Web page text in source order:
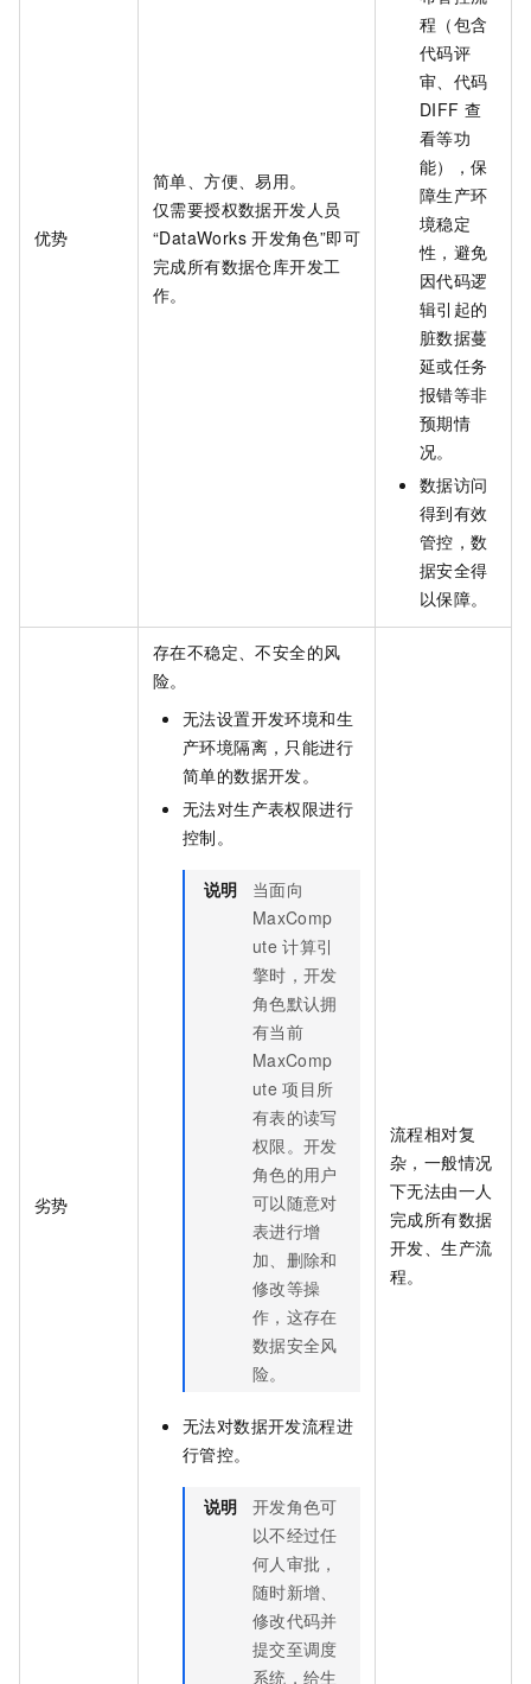
优势
简单、方便、易用。
仅需要授权数据开发人员
“DataWorks 开发角色”即可
完成所有数据仓库开发工
作。
程（包含
代码评
审、代码
DIFF 查
看等功
能），保
障生产环
境稳定
性，避免
因代码逻
辑引起的
脏数据蔓
延或任务
报错等非
预期情
况。
数据访问
得到有效
管控，数
据安全得
以保障。
劣势
存在不稳定、不安全的风
险。
无法设置开发环境和生
产环境隔离，只能进行
简单的数据开发。
无法对生产表权限进行
控制。
说明
当面向
MaxComp
ute 计算引
擎时，开发
角色默认拥
有当前
MaxComp
ute 项目所
有表的读写
权限。开发
角色的用户
可以随意对
表进行增
加、删除和
修改等操
作，这存在
数据安全风
险。
无法对数据开发流程进
行管控。
说明
开发角色可
以不经过任
何人审批，
随时新增、
修改代码并
提交至调度
系统，给生
流程相对复
杂，一般情况
下无法由一人
完成所有数据
开发、生产流
程。